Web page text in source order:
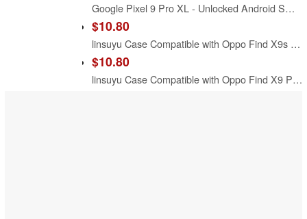
Google Pixel 9 Pro XL - Unlocked Android Smartphone with Gemini, Triple Rear Camera System, 24-Hour Battery, and 6.8" Super Actua Display - Hazel - 128 GB
$10.80
linsuyu Case Compatible with Oppo Find X9s Pro, Compatible with Oppo Find X9s Pro PU Leather Grain Magnetic snap Phone case-Green
$10.80
linsuyu Case Compatible with Oppo Find X9 Pro, Compatible with Oppo Find X9 Pro Matte Leather Phone Case Black.